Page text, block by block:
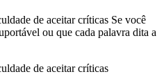
de aceitar críticas Se você
ou que cada palavra dita a
de aceitar críticas